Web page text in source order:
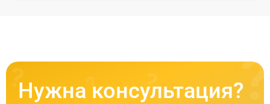
Нужна консультация?